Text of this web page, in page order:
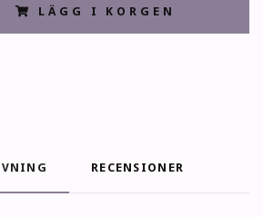
LÄGG I KORGEN
RECENSIONER